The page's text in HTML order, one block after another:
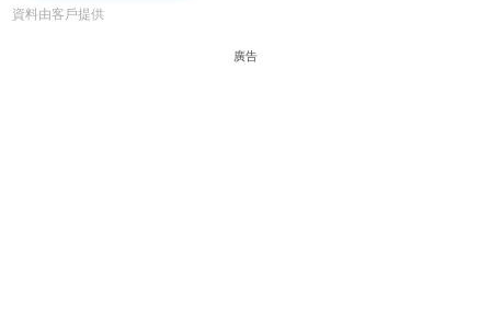
資料由客戶提供
廣告